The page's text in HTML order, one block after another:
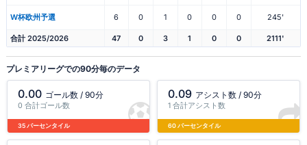
W杯欧州予選 6 0 1 0 0 0 245'
合計 2025/2026 47 0 3 1 0 0 2111'
プレミアリーグでの90分毎のデータ
0.00 ゴール数 / 90分
0 合計ゴール数
35 パーセンタイル
0.09 アシスト数 / 90分
1 合計アシスト数
60 パーセンタイル